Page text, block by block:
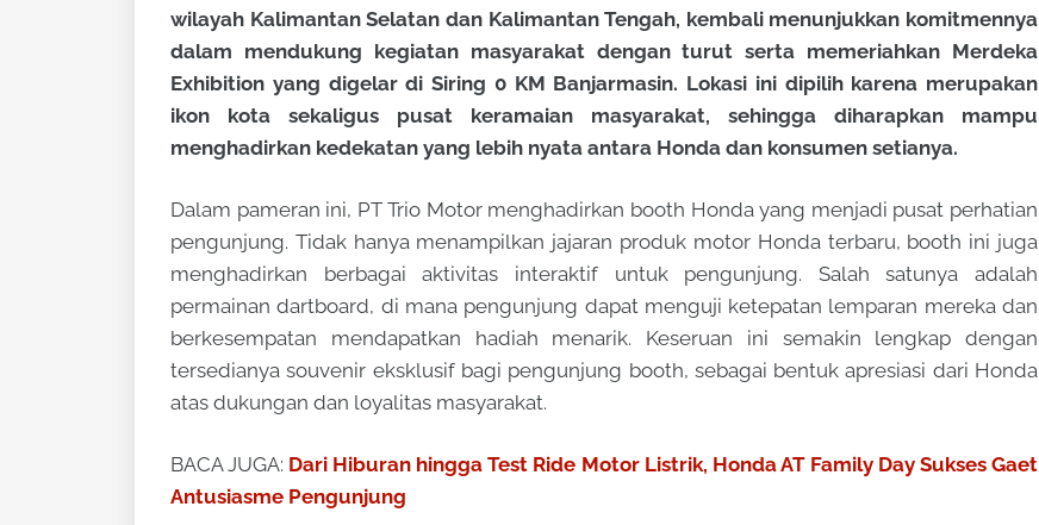
wilayah Kalimantan Selatan dan Kalimantan Tengah, kembali menunjukkan komitmennya
dalam mendukung kegiatan masyarakat dengan turut serta memeriahkan Merdeka
Exhibition yang digelar di Siring 0 KM Banjarmasin. Lokasi ini dipilih karena merupakan
ikon kota sekaligus pusat keramaian masyarakat, sehingga diharapkan mampu
menghadirkan kedekatan yang lebih nyata antara Honda dan konsumen setianya.
Dalam pameran ini, PT Trio Motor menghadirkan booth Honda yang menjadi pusat perhatian
pengunjung. Tidak hanya menampilkan jajaran produk motor Honda terbaru, booth ini juga
menghadirkan berbagai aktivitas interaktif untuk pengunjung. Salah satunya adalah
permainan dartboard, di mana pengunjung dapat menguji ketepatan lemparan mereka dan
berkesempatan mendapatkan hadiah menarik. Keseruan ini semakin lengkap dengan
tersedianya souvenir eksklusif bagi pengunjung booth, sebagai bentuk apresiasi dari Honda
atas dukungan dan loyalitas masyarakat.
BACA JUGA: Dari Hiburan hingga Test Ride Motor Listrik, Honda AT Family Day Sukses Gaet
Antusiasme Pengunjung